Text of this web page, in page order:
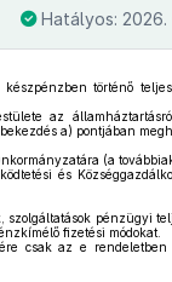
Hatályos: 2026.
történő
az
a) pontjában
(a
és
szolgáltatások pénzügyi
fizetési módokat.
csak az e